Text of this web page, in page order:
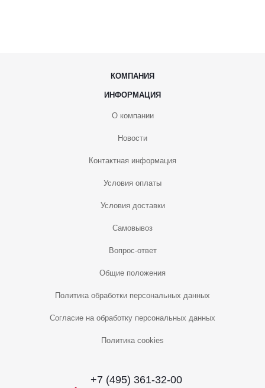
КОМПАНИЯ
ИНФОРМАЦИЯ
О компании
Новости
Контактная информация
Условия оплаты
Условия доставки
Самовывоз
Вопрос-ответ
Общие положения
Политика обработки персональных данных
Согласие на обработку персональных данных
Политика cookies
+7 (495) 361-32-00